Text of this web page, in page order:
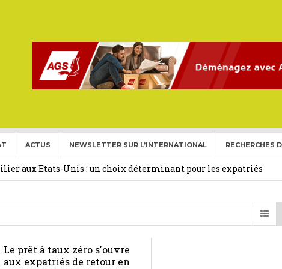
ACTUS NEWSLETTER SUR L’INTERNATIONAL RECHERCHES
aux Etats Unis pour l’année 2026-2027. 27 février 2026
aux Etats-Unis : un choix déterminant pour les expatriés
Expatriés
Card)
2 novembre 2024
Le prêt à taux zéro s'ouvre
aux expatriés de retour en